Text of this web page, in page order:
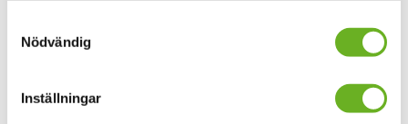
Nödvändig
Inställningar
rum 5–10 oktober i Stockholm.
koreografen Björn Säfsten och
skapas i nära samarbete med MDT,